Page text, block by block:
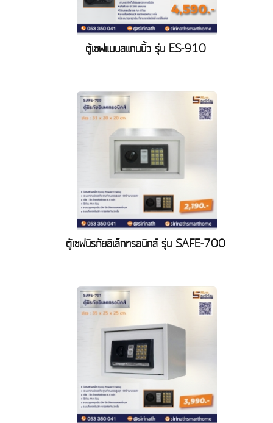
ตู้เซฟแบบสแกนนิ้ว รุ่น ES-910
ตู้เซฟนิรภัยอิเล็กทรอนิกส์ รุ่น SAFE-700